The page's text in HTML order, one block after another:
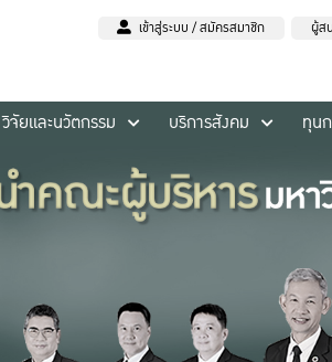
เข้าสู่ระบบ / สมัครสมาชิก ผู้ส
วิจัยและนวัตกรรม บริการสังคม ทุน